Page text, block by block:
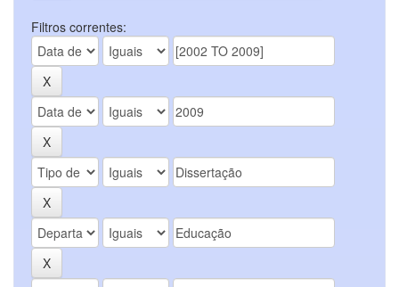
Filtros correntes: